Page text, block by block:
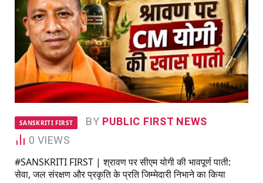
SANSKRITI FIRST BY PUBLIC FIRST NEWS
0 VIEWS
#SANSKRITI FIRST | श्रावण पर सीएम योगी की भावपूर्ण पाती:
सेवा, जल संरक्षण और प्रकृति के प्रति जिम्मेदारी निभाने का किया